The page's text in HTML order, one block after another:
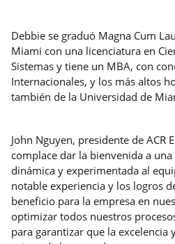
Debbie se graduó Magna Cum
Miami con una licenciatura en
Sistemas y tiene un MBA, con
Internacionales, y los más altos
también de la Universidad de
John Nguyen, presidente de ACR
complace dar la bienvenida a
dinámica y experimentada al
notable experiencia y los logros
beneficio para la empresa en
optimizar todos nuestros
para garantizar que la excelencia